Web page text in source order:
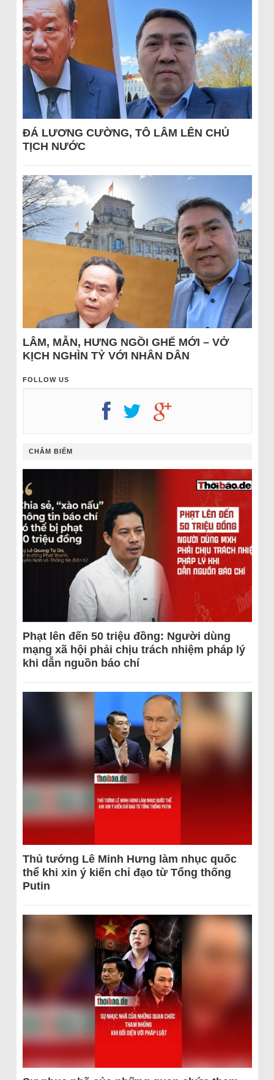
ĐÁ LƯƠNG CƯỜNG, TÔ LÂM LÊN CHỦ
TỊCH NƯỚC
LÂM, MẪN, HƯNG NGỒI GHẾ MỚI – VỞ
KỊCH NGHÌN TỶ VỚI NHÂN DÂN
FOLLOW US
CHÂM BIẾM
Phạt lên đến 50 triệu đồng: Người dùng
mạng xã hội phải chịu trách nhiệm pháp lý
khi dẫn nguồn báo chí
Thủ tướng Lê Minh Hưng làm nhục quốc
thể khi xin ý kiến chỉ đạo từ Tổng thống
Putin